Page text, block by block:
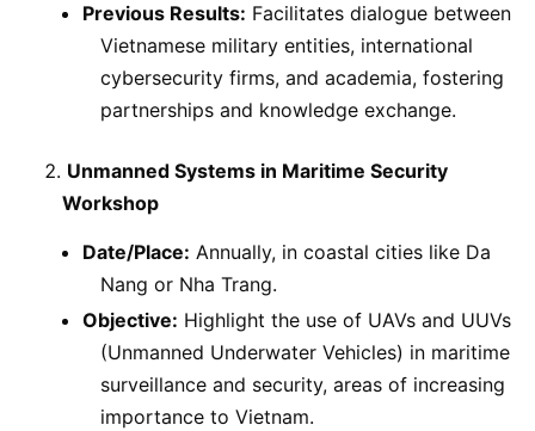
Previous Results: Facilitates dialogue between
Vietnamese military entities, international
cybersecurity firms, and academia, fostering
partnerships and knowledge exchange.
Unmanned Systems in Maritime Security
Workshop
Date/Place: Annually, in coastal cities like Da
Nang or Nha Trang.
Objective: Highlight the use of UAVs and UUVs
(Unmanned Underwater Vehicles) in maritime
surveillance and security, areas of increasing
importance to Vietnam.